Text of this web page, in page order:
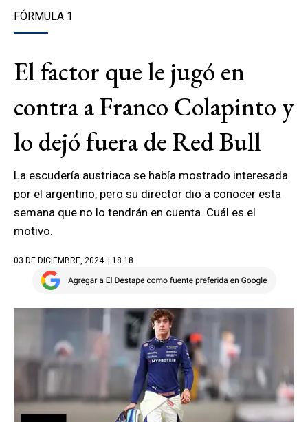
FÓRMULA 1
El factor que le jugó en
contra a Franco Colapinto y
lo dejó fuera de Red Bull
La escudería austriaca se había mostrado interesada
por el argentino, pero su director dio a conocer esta
semana que no lo tendrán en cuenta. Cuál es el
motivo.
03 DE DICIEMBRE, 2024 | 18.18